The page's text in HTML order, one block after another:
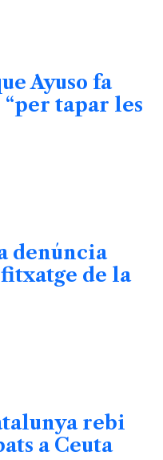
Ayuso fa
tapar les
denúncia
de la
rebi
a Ceuta